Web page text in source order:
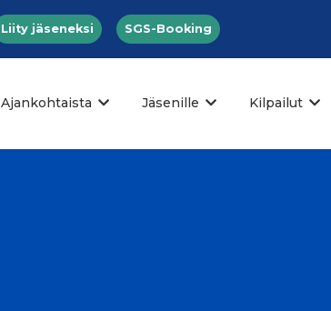
Liity jäseneksi SGS-Booking
Ajankohtaista Jäsenille Kilpailut